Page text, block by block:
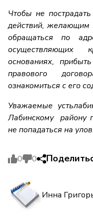
Чтобы не
действий, желающим
обращаться по
осуществляющих
основаниях,
правового
ознакомиться с его
Уважаемые
Лабинскому району
не попадаться на
0 0
Инна